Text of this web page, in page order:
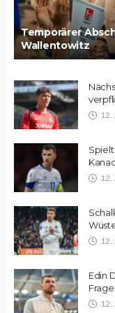
Temporärer
Wallentowitz
12.
12.
12.
Edin
12.